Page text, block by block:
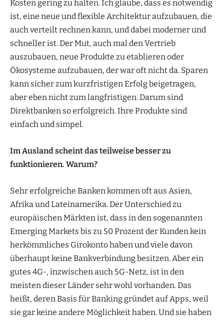
Kosten gering zu halten. Ich glaube, dass es notwendig
ist, eine neue und flexible Architektur aufzubauen, die
auch verteilt rechnen kann, und dabei moderner und
schneller ist. Der Mut, auch mal den Vertrieb
auszubauen, neue Produkte zu etablieren oder
Ökosysteme aufzubauen, der war oft nicht da. Sparen
kann sicher zum kurzfristigen Erfolg beigetragen,
aber eben nicht zum langfristigen. Darum sind
Direktbanken so erfolgreich. Ihre Produkte sind
einfach und simpel.
Im Ausland scheint das teilweise besser zu
funktionieren. Warum?
Sehr erfolgreiche Banken kommen oft aus Asien,
Afrika und Lateinamerika. Der Unterschied zu
europäischen Märkten ist, dass in den sogenannten
Emerging Markets bis zu 50 Prozent der Kunden kein
herkömmliches Girokonto haben und viele davon
überhaupt keine Bankverbindung besitzen. Aber ein
gutes 4G-, inzwischen auch 5G-Netz, ist in den
meisten dieser Länder sehr wohl vorhanden. Das
heißt, deren Basis für Banking gründet auf Apps, weil
sie gar keine andere Möglichkeit haben. Und sie haben